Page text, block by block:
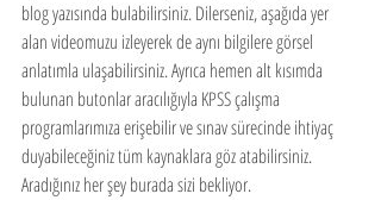
blog yazısında bulabilirsiniz. Dilerseniz, aşağıda yer
alan videomuzu izleyerek de aynı bilgilere görsel
anlatımla ulaşabilirsiniz. Ayrıca hemen alt kısımda
bulunan butonlar aracılığıyla KPSS çalışma
programlarımıza erişebilir ve sınav sürecinde ihtiyaç
duyabileceğiniz tüm kaynaklara göz atabilirsiniz.
Aradığınız her şey burada sizi bekliyor.